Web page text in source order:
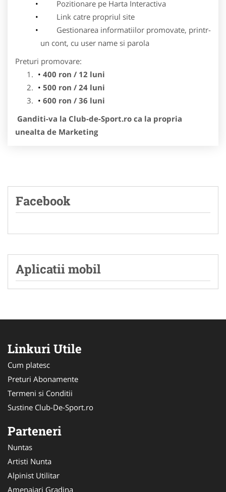
Pozitionare pe Harta Interactiva
Link catre propriul site
Gestionarea informatiilor promovate, printr-
un cont, cu user name si parola
Preturi promovare:
400 ron / 12 luni
500 ron / 24 luni
600 ron / 36 luni
Ganditi-va la Club-de-Sport.ro ca la propria
unealta de Marketing
Facebook
Aplicatii mobil
Linkuri Utile
Cum platesc
Preturi Abonamente
Termeni si Conditii
Sustine Club-De-Sport.ro
Parteneri
Nuntas
Artisti Nunta
Alpinist Utilitar
Amenajari Gradina